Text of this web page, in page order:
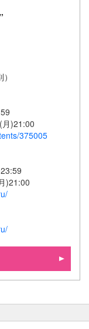
月)21:00
375005
)21:00